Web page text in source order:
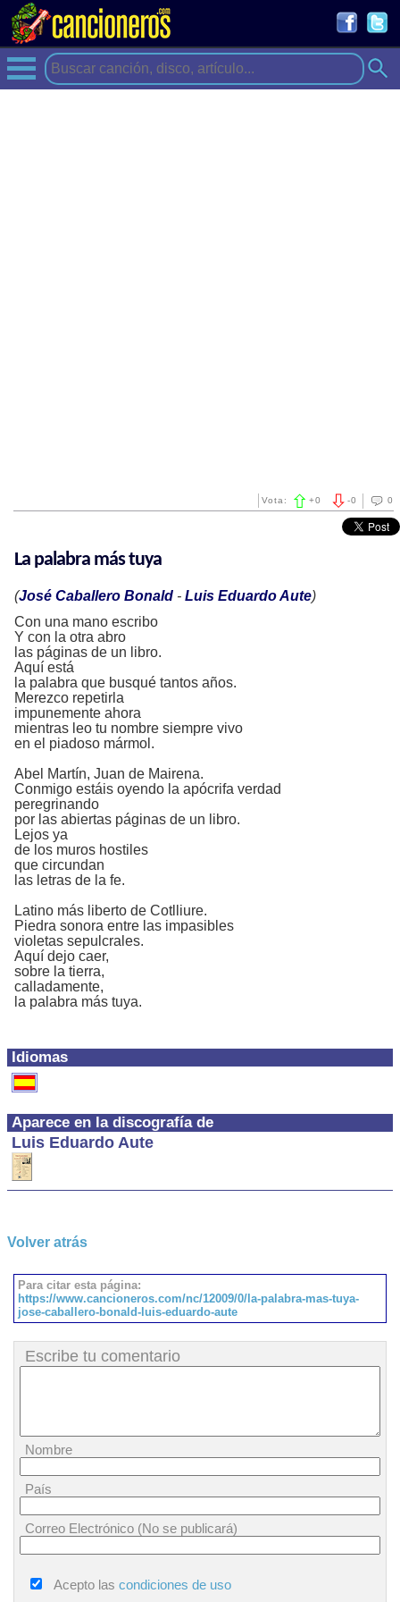
0
-0
Vota: +0
Idiomas
Aparece en la discografía de
Luis Eduardo Aute
La palabra más tuya
(José Caballero Bonald - Luis Eduardo Aute)
Con una mano escribo
Y con la otra abro
las páginas de un libro.
Aquí está
la palabra que busqué tantos años.
Merezco repetirla
impunemente ahora
mientras leo tu nombre siempre vivo
en el piadoso mármol.
Abel Martín, Juan de Mairena.
Conmigo estáis oyendo la apócrifa verdad
peregrinando
por las abiertas páginas de un libro.
Lejos ya
de los muros hostiles
que circundan
las letras de la fe.
Latino más liberto de Cotlliure.
Piedra sonora entre las impasibles
violetas sepulcrales.
Aquí dejo caer,
sobre la tierra,
calladamente,
la palabra más tuya.
Volver atrás
Para citar esta página:
https://www.cancioneros.com/nc/12009/0/la-palabra-mas-tuya-
jose-caballero-bonald-luis-eduardo-aute
Escribe tu comentario
Nombre
País
Correo Electrónico (No se publicará)
Acepto las condiciones de uso